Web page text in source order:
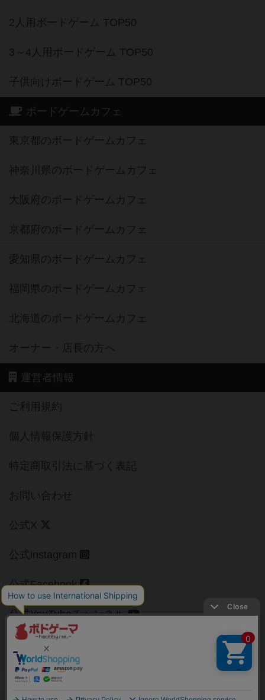
2人用ボードゲーム TOP50
3～4人用ボードゲーム TOP50
子供向けボードゲーム TOP50
ボードゲームカフェ
東京都のボードゲームカフェ
神奈川県のボードゲームカフェ
大阪府のボードゲームカフェ
京都府のボードゲームカフェ
愛知県のボードゲームカフェ
福岡県のボードゲームカフェ
北海道のボードゲームカフェ
オーナー・店長の方へ
運営者情報
ご利用規約
個人情報保護方針
特定商取引法に基づく表記
お問い合わせ
公式X
公式instagram
公式Facebook
公式YouTubeチャンネル